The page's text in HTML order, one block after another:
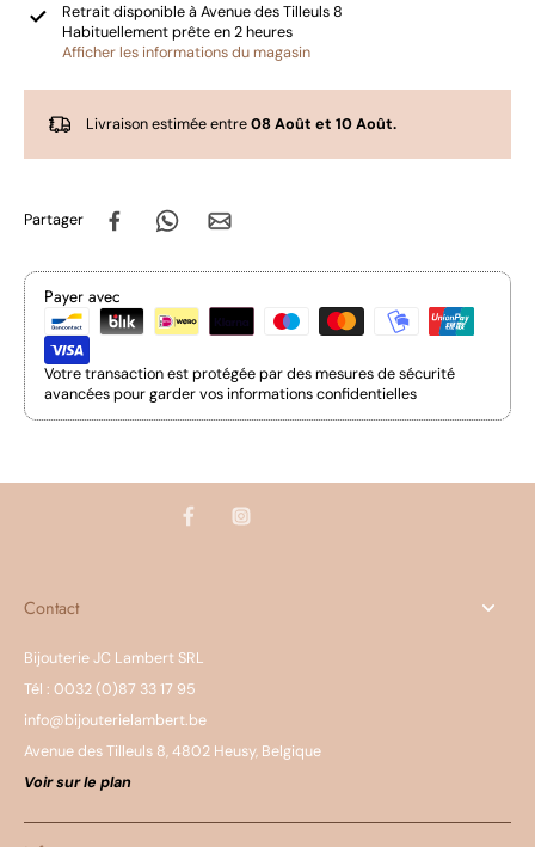
Retrait disponible àAvenue des Tilleuls 8
Habituellement prête en 2 heures
Afficher les informations du magasin
Livraison estimée entre08 Août et 10 Août.
Partager
Payer avec
Votre transaction est protégée par des mesures de sécurité
avancées pour garder vos informations confidentielles
Contact
Bijouterie JC Lambert SRL
Tél : 0032 (0)87 33 17 95
info@bijouterielambert.be
Avenue des Tilleuls 8, 4802 Heusy, Belgique
Voir sur le plan